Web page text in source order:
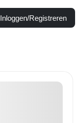
Inloggen/Registreren